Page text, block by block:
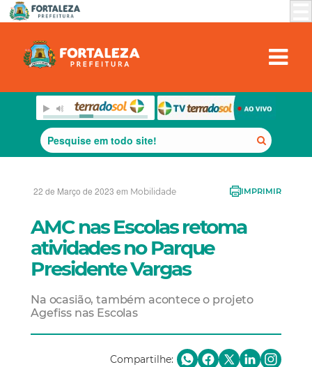
22 de Março de 2023 em Mobilidade IMPRIMIR
AMC nas Escolas retoma
atividades no Parque
Presidente Vargas
Na ocasião, também acontece o projeto
Agefiss nas Escolas
Compartilhe: